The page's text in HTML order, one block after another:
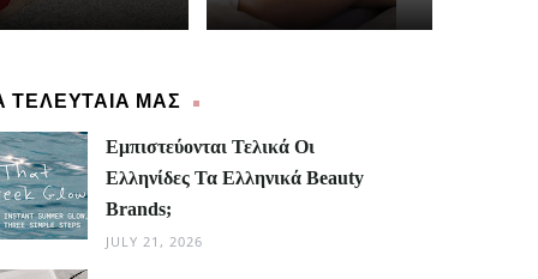
πέδιλα και
είναι
Greece
αυξάνει τον
καρδιακό
ΤΕΛΕΥΤΑΙΑ ΜΑΣ
Εμπιστεύονται Τελικά Οι
Ελληνίδες Τα Ελληνικά Beauty
Brands;
JULY 21, 2026